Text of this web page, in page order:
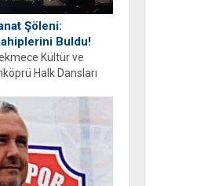
Şöleni:
Buldu!
Kültür ve
Halk Dansları